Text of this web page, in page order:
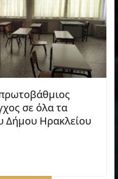
σε όλα τα
Δήμου Ηρακλείου